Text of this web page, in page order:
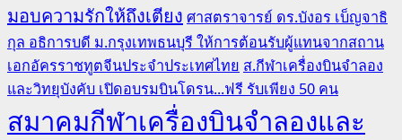
มอบความรักให้ถึงเตียง ศาสตราจารย์ ดร.บังอร เบ็ญจาธิ
กุล อธิการบดี ม.กรุงเทพธนบุรี ให้การต้อนรับผู้แทนจากสถาน
เอกอัครราชทูตจีนประจำประเทศไทย ส.กีฬาเครื่องบินจำลอง
และวิทยุบังคับ เปิดอบรมบินโดรน...ฟรี รับเพียง 50 คน
สมาคมกีฬาเครื่องบินจำลองและ